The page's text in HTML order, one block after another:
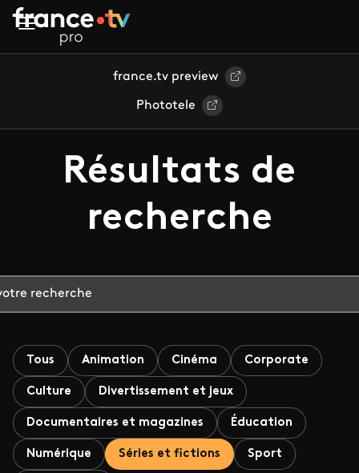
Aller au contenu principal
france.tv preview
Phototele
Résultats de
recherche
Tous Animation Cinéma Corporate
Culture Divertissement et jeux
Documentaires et magazines Éducation
Numérique Séries et fictions Sport